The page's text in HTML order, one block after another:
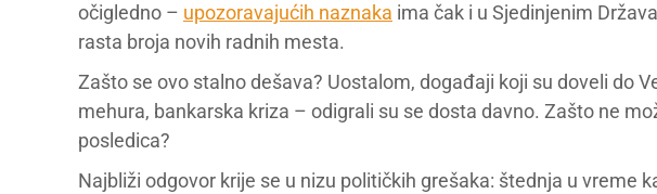
očigledno – upozoravajućih naznaka ima čak i u Sjedinjenim
rasta broja novih radnih mesta.
Zašto se ovo stalno dešava? Uostalom, događaji koji su doveli do
mehura, bankarska kriza – odigrali su se dosta davno. Zašto ne
posledica?
Najbliži odgovor krije se u nizu političkih grešaka: štednja u vreme